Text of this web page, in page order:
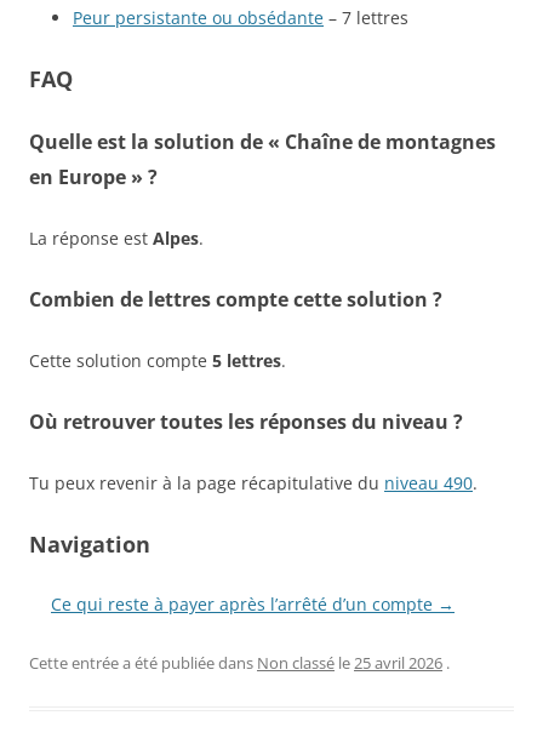
Peur persistante ou obsédante – 7 lettres
FAQ
Quelle est la solution de « Chaîne de montagnes
en Europe » ?
La réponse est Alpes.
Combien de lettres compte cette solution ?
Cette solution compte 5 lettres.
Où retrouver toutes les réponses du niveau ?
Tu peux revenir à la page récapitulative du niveau 490.
Navigation
Ce qui reste à payer après l’arrêté d’un compte →
Cette entrée a été publiée dans Non classé le25 avril 2026 .